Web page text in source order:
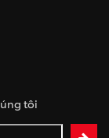
tôi